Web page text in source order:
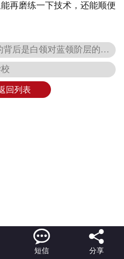
在线留言
再磨练一下技术，还能顺便
上一篇 : 赤裸裸戏谑的背后是白领对蓝领阶层的心理歧视
回列表

短信

分享